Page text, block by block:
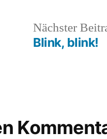
Nächster
Blink, blink!